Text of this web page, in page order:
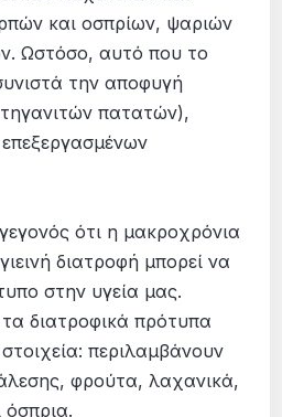
και οσπρίων, ψαριών
Ωστόσο, αυτό που το
την αποφυγή
πατατών),
ότι η μακροχρόνια
διατροφή μπορεί να
στην υγεία μας.
διατροφικά πρότυπα
περιλαμβάνουν
φρούτα, λαχανικά,